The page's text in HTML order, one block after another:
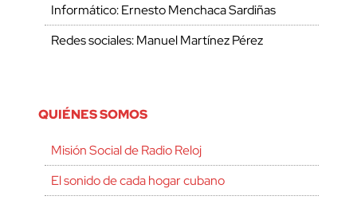
Informático: Ernesto Menchaca Sardiñas
Redes sociales: Manuel Martínez Pérez
QUIÉNES SOMOS
Misión Social de Radio Reloj
El sonido de cada hogar cubano